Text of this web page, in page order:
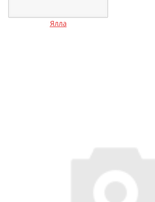
Ялла